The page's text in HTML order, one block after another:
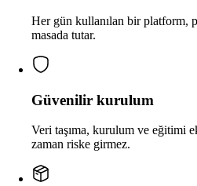
Her gün kullanılan bir platform,
masada tutar.
Güvenilir kurulum
Veri taşıma, kurulum ve eğitimi
zaman riske girmez.